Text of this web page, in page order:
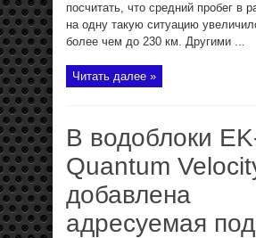
посчитать, что средний пробег в
на одну такую ситуацию
более чем до 230 км. Другими ...
Читать далее »
В водоблоки
Quantum
добавлена
адресуемая